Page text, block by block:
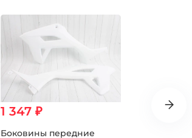
1 347 ₽
Боковины передние
2 300 ₽